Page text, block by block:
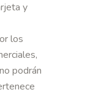
y
los
podrán